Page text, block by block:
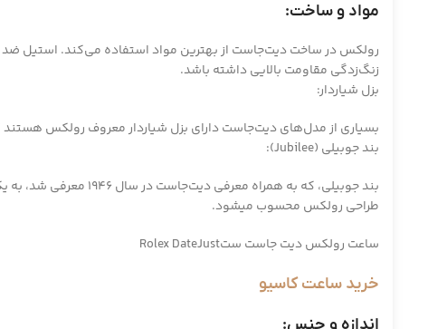
مواد و ساخت:
زنگ‌زدگی مقاومت بالایی داشته باشد.
بزل شیار‌دار:
بسیاری از مدل‌های دیت‌جاست دارای بزل شیار‌دار معروف رولکس
بند جوبیلی (Jubilee):
بند جوبیلی، که به
طراحی رولکس محسوب میشود.
ساعت رولکس دیت جاست ستRolex DateJust
خرید ساعت کاسیو
اندازه و جنس: